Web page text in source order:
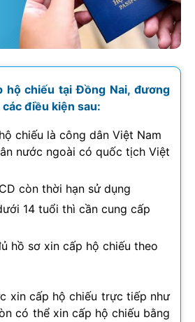
hộ chiếu tại Đồng Nai, đương
điều kiện sau:
chiếu là công dân Việt Nam
nước ngoài có quốc tịch Việt
còn thời hạn sử dụng
14 tuổi thì cần cung cấp
hồ sơ xin cấp hộ chiếu theo
xin cấp hộ chiếu trực tiếp như
có thể xin cấp hộ chiếu bằng